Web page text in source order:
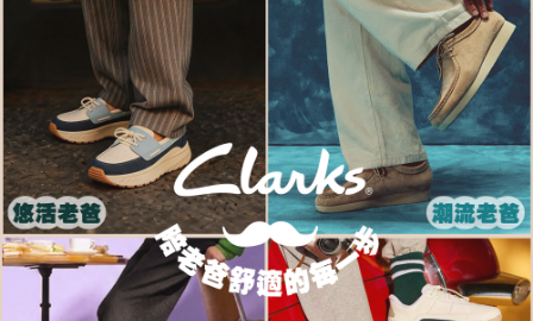
權轉讓予恩沛科技股份有限公司。
２．關於個人資料處理事宜，請瀏覽以下網址：
https://aftee.tw/terms/#terms3
３．未成年的使用者請事先徵得法定代理人或監護人之同意方可使用
「AFTEE先享後付」，若未經同意申辦者引起之損失，本公司不負相關責
任。
４．使用「AFTEE先享後付」時，將依據個別帳號之用戶狀況，依本公司即
時審查核予不同之上限額度；若仍有額度不足之情形，本公司將視審查結果
請求用戶進行身份認證。
５．嚴禁一人註冊多個帳號或使用他人資訊註冊。若發現惡意使用之情形，
恩沛科技股份有限公司將有權停止該用戶之使用額度並採取法律行動。